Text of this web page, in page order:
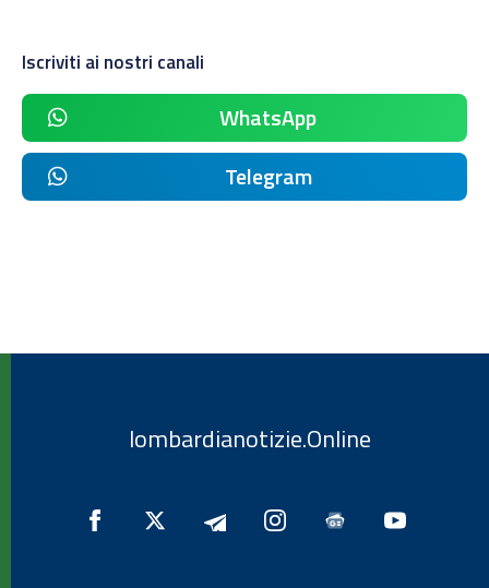
Iscriviti ai nostri canali
WhatsApp
Telegram
lombardianotizie.Online